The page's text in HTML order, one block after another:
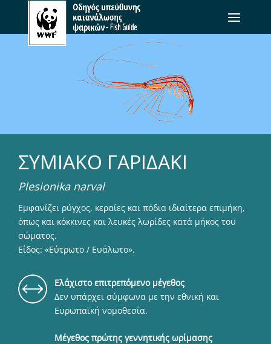
ΣΥΜΙΑΚΟ ΓΑΡΙΔΑΚΙ
Plesionika narval
Εμφανίζει ρύγχος, κεραίες και πόδια ιδιαίτερα επιμήκη,
όπως και κόκκινες και λευκές λωρίδες κατά μήκος του
σώματος.
Είδος: «Εύτρωτο / Ευάλωτο».
Eλάχιστο επιτρεπόμενο μέγεθος
Δεν υπάρχει σύμφωνα με την εθνική και
Ευρωπαϊκή νομοθεσία.
Μέγεθος πρώτης γεννητικής ωρίμασης